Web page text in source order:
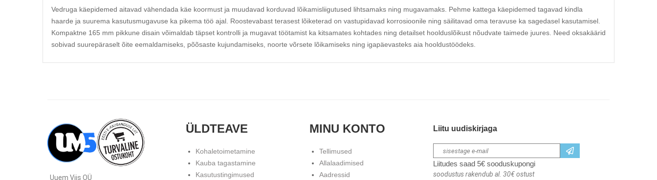
Vedruga käepidemed aitavad vähendada käe koormust ja muudavad korduvad lõikamisliigutused lihtsamaks ning mugavamaks. Pehme kattega käepidemed tagavad kindla
haarde ja suurema kasutusmugavuse ka pikema töö ajal. Roostevabast terasest lõiketerad on vastupidavad korrosioonile ning säilitavad oma teravuse ka sagedasel kasutamisel.
Kompaktne 165 mm pikkune disain võimaldab täpset kontrolli ja mugavat töötamist ka kitsamates kohtades ning detailset hoolduslõikust nõudvate taimede juures. Need oksakäärid
sobivad suurepäraselt õite eemaldamiseks, põõsaste kujundamiseks, noorte võrsete lõikamiseks ning igapäevasteks aia hooldustöödeks.
Uuem Viis OÜ
ÜLDTEAVE
Kohaletoimetamine
Kauba tagastamine
Kasutustingimused
MINU KONTO
Tellimused
Allalaadimised
Aadressid
Liitu uudiskirjaga
Liitudes saad 5€ sooduskupongi
soodustus rakendub al. 30€ ostust